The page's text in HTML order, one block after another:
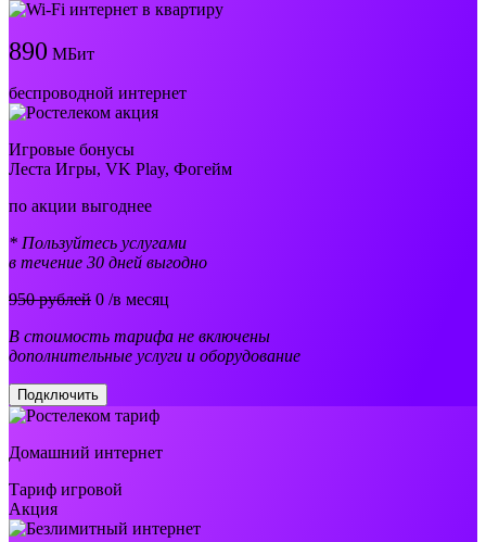
890 МБит
беспроводной интернет
Игровые бонусы
Леста Игры, VK Play, Фогейм
по акции выгоднее
* Пользуйтесь услугами
в течение 30 дней выгодно
950 рублей 0 /в месяц
В стоимость тарифа не включены
дополнительные услуги и оборудование
Подключить
Домашний интернет
Тариф игровой
Акция